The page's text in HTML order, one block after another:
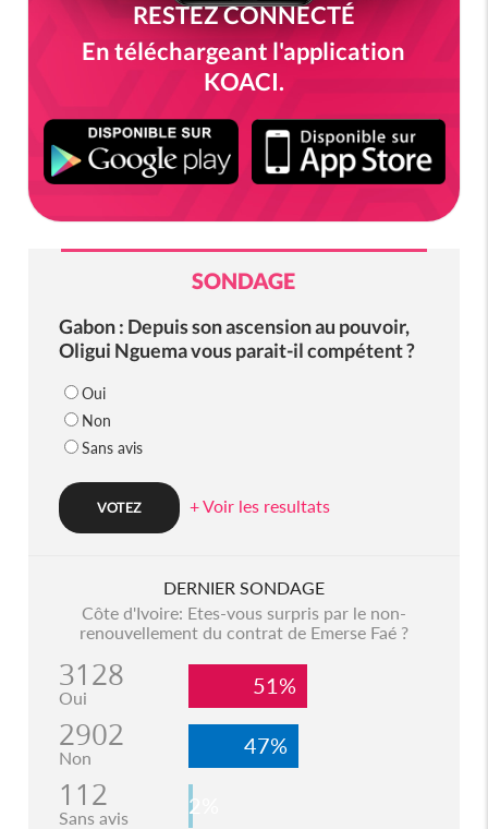
RESTEZ CONNECTÉ
En téléchargeant l'application
KOACI.
SONDAGE
Gabon : Depuis son ascension au pouvoir,
Oligui Nguema vous parait-il compétent ?
Oui
Non
Sans avis
+ Voir les resultats
DERNIER SONDAGE
Côte d'Ivoire: Etes-vous surpris par le non-
renouvellement du contrat de Emerse Faé ?
3128
Oui 51%
2902
Non 47%
112
Sans avis 2%